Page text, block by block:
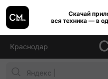
Скачай
вся техника — в
Краснодар